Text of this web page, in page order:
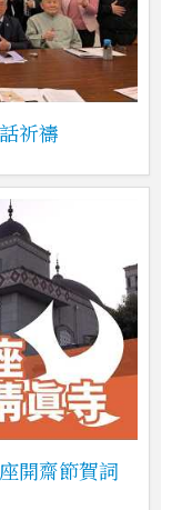
祈禱
開齋節賀詞